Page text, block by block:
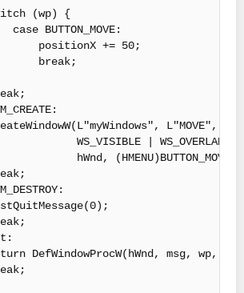
{
+= 50;
L"MOVE",
|
msg, wp,